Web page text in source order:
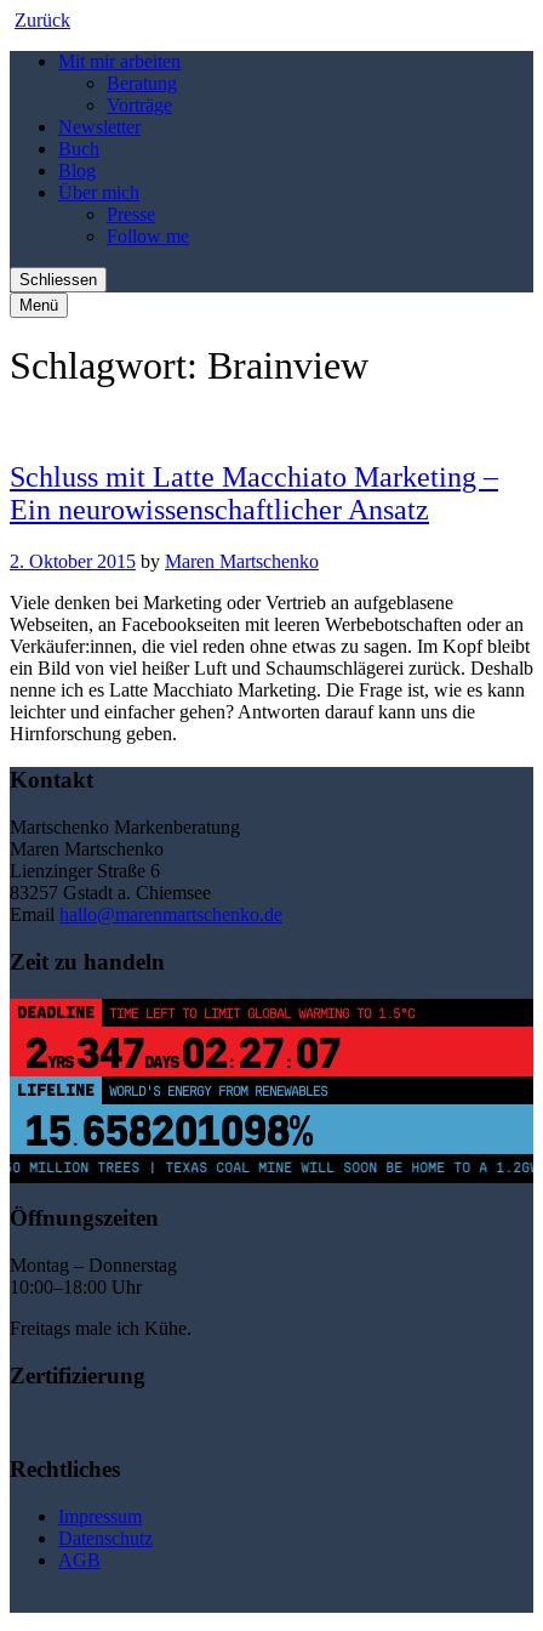
Zurück
Mit mir arbeiten
Beratung
Vorträge
Newsletter
Buch
Blog
Über mich
Presse
Follow me
Schliessen
Menü
Schlagwort: Brainview
Schluss mit Latte Macchiato Marketing –
Ein neurowissenschaftlicher Ansatz
2. Oktober 2015 by Maren Martschenko
Viele denken bei Marketing oder Vertrieb an aufgeblasene
Webseiten, an Facebookseiten mit leeren Werbebotschaften oder an
Verkäufer:innen, die viel reden ohne etwas zu sagen. Im Kopf bleibt
ein Bild von viel heißer Luft und Schaumschlägerei zurück. Deshalb
nenne ich es Latte Macchiato Marketing. Die Frage ist, wie es kann
leichter und einfacher gehen? Antworten darauf kann uns die
Hirnforschung geben.
Kontakt
Martschenko Markenberatung
Maren Martschenko
Lienzinger Straße 6
83257 Gstadt a. Chiemsee
Email hallo@marenmartschenko.de
Zeit zu handeln
DEADLINE TIME LEFT TO LIMIT GLOBAL WARMING TO 1.5°C
2YRS347DAYS 02: 27: 07
LIFELINE WORLD'S ENERGY FROM RENEWABLES
15. 658201098%
MILLION TREES | TEXAS COAL MINE WILL SOON BE HOME TO A
Öffnungszeiten
Montag – Donnerstag
10:00–18:00 Uhr
Freitags male ich Kühe.
Zertifizierung
Rechtliches
Impressum
Datenschutz
AGB